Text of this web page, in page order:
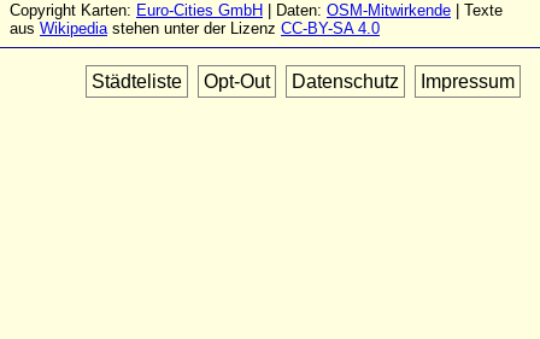
Copyright Karten: Euro-Cities GmbH | Daten: OSM-Mitwirkende | Texte
aus Wikipediastehen unter der Lizenz CC-BY-SA 4.0
Städteliste Opt-Out Datenschutz Impressum